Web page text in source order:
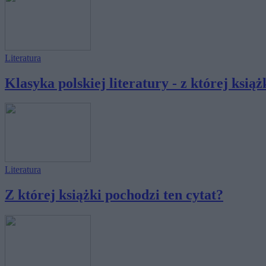
Literatura
Klasyka polskiej literatury - z której
Literatura
Z której książki pochodzi ten cytat?